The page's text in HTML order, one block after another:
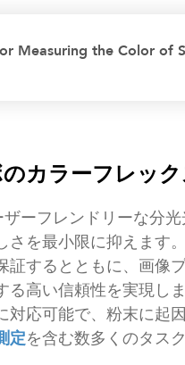
Measuring the Color of
カラーフレッ
ーフレンドリーな分
さを最小限に抑えます
証するとともに、画像
る高い信頼性を実現し
対応可能で、粉末に起
定を含む数多くのタス